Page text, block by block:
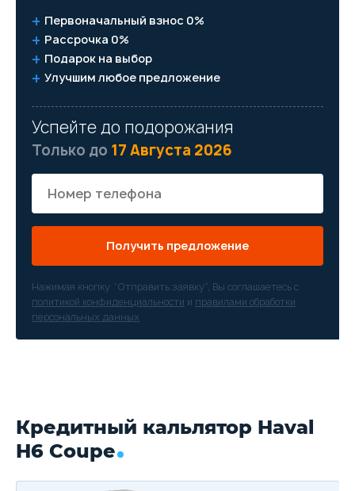
Первоначальный взнос 0%
Рассрочка 0%
Подарок на выбор
Улучшим любое предложение
Успейте до подорожания
Только до 17 Августа 2026
Получить предложение
Нажимая кнопку “Отправить заявку”, Вы соглашаетесь с
политикой конфиденциальности и правилами обработки
персональных данных
Кредитный кальлятор Haval
H6 Coupe